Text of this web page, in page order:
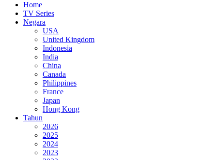
Home
TV Series
Negara
USA
United Kingdom
Indonesia
India
China
Canada
Philippines
France
Japan
Hong Kong
Tahun
2026
2025
2024
2023